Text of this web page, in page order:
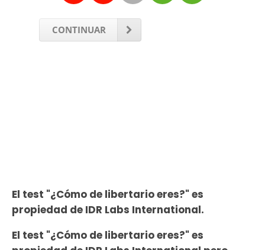
CONTINUAR
El test "¿Cómo de libertario eres?" es
propiedad de IDR Labs International.
El test "¿Cómo de libertario eres?" es